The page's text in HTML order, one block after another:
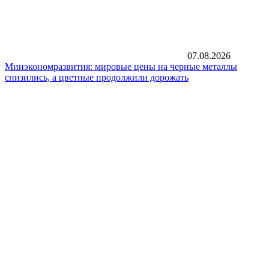
07.08.2026
Минэкономразвития: мировые цены на черные металлы
снизились, а цветные продолжили дорожать